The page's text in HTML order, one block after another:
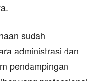
sudah
administrasi dan
pendampingan